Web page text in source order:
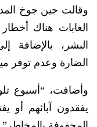
وقالت جين جوخ
الغابات هناك
البشر، بالإضافة
الضارة وعدم توفر
وأضافت، “أسبوع
يفقدون آبائهم أو